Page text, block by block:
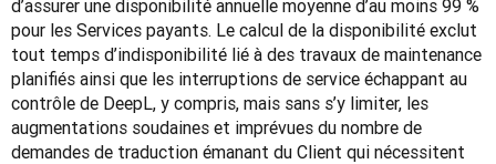
d’assurer une disponibilité annuelle moyenne d’au moins 99 %
pour les Services payants. Le calcul de la disponibilité exclut
tout temps d’indisponibilité lié à des travaux de maintenance
planifiés ainsi que les interruptions de service échappant au
contrôle de DeepL, y compris, mais sans s’y limiter, les
augmentations soudaines et imprévues du nombre de
demandes de traduction émanant du Client qui nécessitent